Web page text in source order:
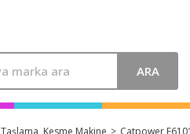
ARA
Taşlama, Kesme Makine Catpower